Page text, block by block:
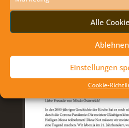
Alle
Ablehnen
Einstellungen
Cookie-